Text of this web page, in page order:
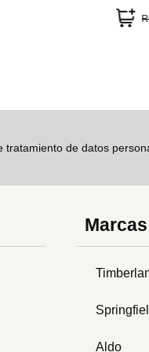
tratamiento de datos
Marcas
Aldo